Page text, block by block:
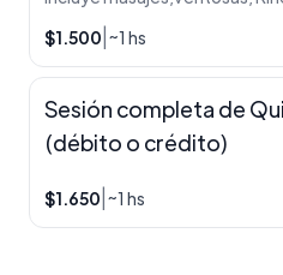
$1.500 ~1 hs
Sesión completa de
(débito o crédito)
$1.650 ~1 hs